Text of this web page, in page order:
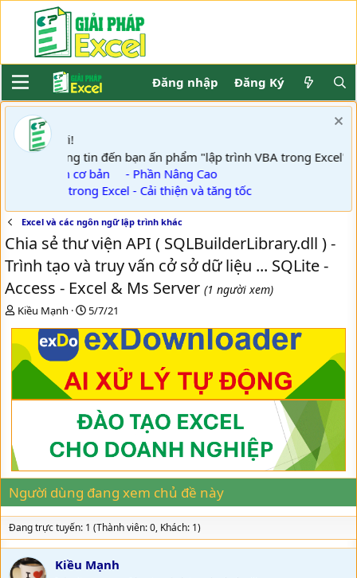
Đăng nhập Đăng Ký
Khách
GPE thông tin đến bạn ấn phẩm "lập trình VBA trong
- Phần cơ bản - Phần Nâng Cao
- VBA trong Excel - Cải thiện và tăng tốc
Excel và các ngôn ngữ lập trình khác
Chia sẻ thư viện API ( SQLBuilderLibrary.dll ) -
Trình tạo và truy vấn cở sở dữ liệu ... SQLite -
Access - Excel & Ms Server (1 người xem)
T
a
s
e
r
Kiều Mạnh
N
à
y
i
5/7/21
Người dùng đang xem chủ đề này
Đang trực tuyến: 1 (Thành viên: 0, Khách: 1)
Kiều Mạnh